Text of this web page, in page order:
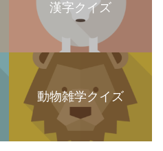
漢字クイズ
動物雑学クイズ